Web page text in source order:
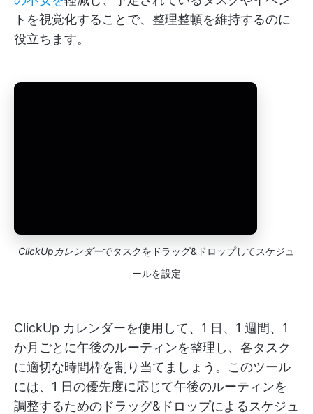
トを視覚化することで、整理整頓を維持するのに
役立ちます。
ClickUpカレンダーでタスクをドラッグ&ドロップしてスケジュ
ールを設定
ClickUp カレンダーを使用して、1 日、1 週間、1
か月ごとに午後のルーティンを整理し、各タスク
に適切な時間枠を割り当てましょう。このツール
には、1 日の優先度に応じて午後のルーティンを
調整するためのドラッグ&ドロップによるスケジュ